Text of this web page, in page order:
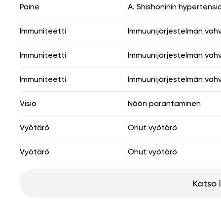
Paine A. Shishoninin
Immuniteetti Immuunijärjestelmän
Immuniteetti Immuunijärjestelmän
Immuniteetti Immuunijärjestelmän
Visio Näön parantaminen
Vyötärö Ohut vyötärö
Vyötärö Ohut vyötärö
Katso